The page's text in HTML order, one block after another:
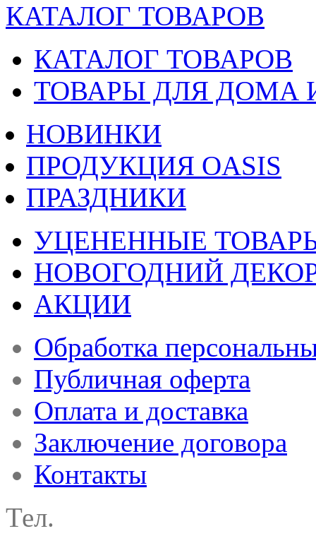
КАТАЛОГ ТОВАРОВ
КАТАЛОГ ТОВАРОВ
ТОВАРЫ ДЛЯ ДОМА
НОВИНКИ
ПРОДУКЦИЯ OASIS
ПРАЗДНИКИ
УЦЕНЕННЫЕ
НОВОГОДНИЙ
АКЦИИ
Обработка
Публичная оферта
Оплата и доставка
Заключение договора
Контакты
Тел.